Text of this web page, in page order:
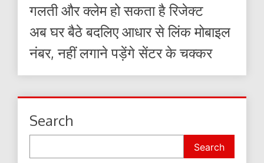
गलती और क्लेम हो सकता है रिजेक्ट
अब घर बैठे बदलिए आधार से लिंक मोबाइल
नंबर, नहीं लगाने पड़ेंगे सेंटर के चक्कर
Search
Search